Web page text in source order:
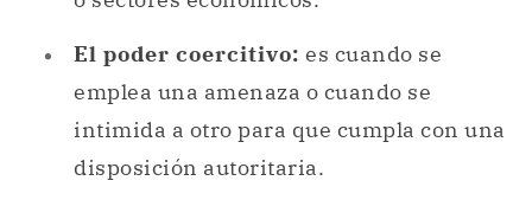
El poder coercitivo: es cuando se
emplea una amenaza o cuando se
intimida a otro para que cumpla con una
disposición autoritaria.